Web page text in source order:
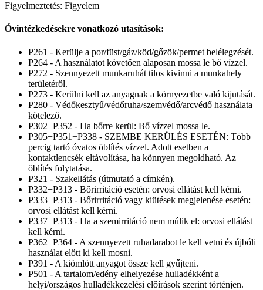
Figyelmeztetés: Figyelem
Óvintézkedésekre vonatkozó utasítások:
P261 - Kerülje a por/füst/gáz/köd/gőzök/permet belélegzését.
P264 - A használatot követően alaposan mossa le bő vízzel.
P272 - Szennyezett munkaruhát tilos kivinni a munkahely
területéről.
P273 - Kerülni kell az anyagnak a környezetbe való kijutását.
P280 - Védőkesztyű/védőruha/szemvédő/arcvédő használata
kötelező.
P302+P352 - Ha bőrre kerül: Bő vízzel mossa le.
P305+P351+P338 - SZEMBE KERÜLÉS ESETÉN: Több
percig tartó óvatos öblítés vízzel. Adott esetben a
kontaktlencsék eltávolítása, ha könnyen megoldható. Az
öblítés folytatása.
P321 - Szakellátás (útmutató a címkén).
P332+P313 - Bőrirritáció esetén: orvosi ellátást kell kérni.
P333+P313 - Bőrirritáció vagy kiütések megjelenése esetén:
orvosi ellátást kell kérni.
P337+P313 - Ha a szemirritáció nem múlik el: orvosi ellátást
kell kérni.
P362+P364 - A szennyezett ruhadarabot le kell vetni és újbóli
használat előtt ki kell mosni.
P391 - A kiömlött anyagot össze kell gyűjteni.
P501 - A tartalom/edény elhelyezése hulladékként a
helyi/országos hulladékkezelési előírások szerint történjen.